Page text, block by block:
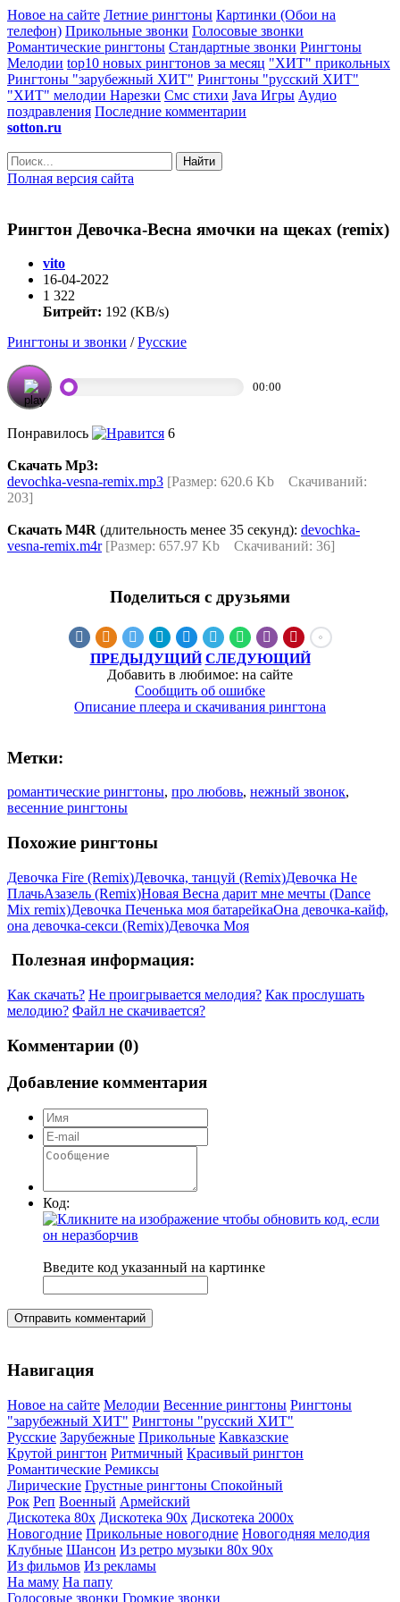
Новое на сайте Летние рингтоны Картинки (Обои на
телефон) Прикольные звонки Голосовые звонки
Романтические рингтоны Стандартные звонки Рингтоны
Мелодии top10 новых рингтонов за месяц "ХИТ" прикольных
Рингтоны "зарубежный ХИТ" Рингтоны "русский ХИТ"
"ХИТ" мелодии Нарезки Смс стихи Java Игры Аудио
поздравления Последние комментарии
sotton.ru
Найти
Полная версия сайта
Рингтон Девочка-Весна ямочки на щеках (remix)
vito
16-04-2022
1 322
Битрейт: 192 (KB/s)
Рингтоны и звонки /Русские
00:00
Понравилось 6
Скачать Mp3:
devochka-vesna-remix.mp3 [Размер: 620.6 Kb Скачиваний:
203]
Скачать M4R (длительность менее 35 секунд): devochka-
vesna-remix.m4r[Размер: 657.97 Kb Скачиваний: 36]
Поделиться с друзьями
ПРЕДЫДУЩИЙ СЛЕДУЮЩИЙ
Добавить в любимое: на сайте
Сообщить об ошибке
Описание плеера и скачивания рингтона
Метки:
романтические рингтоны, про любовь, нежный звонок,
весенние рингтоны
Похожие рингтоны
Девочка Fire (Remix)Девочка, танцуй (Remix)Девочка Не
ПлачьАзазель (Remix)Новая Весна дарит мне мечты (Dance
Mix remix)Девочка Печенька моя батарейкаОна девочка-кайф,
она девочка-секси (Remix)Девочка Моя
Полезная информация:
Как скачать? Не проигрывается мелодия? Как прослушать
мелодию? Файл не скачивается?
Комментарии (0)
Добавление комментария
Код:
Введите код указанный на картинке
Отправить комментарий
Навигация
Новое на сайте Мелодии Весенние рингтоны Рингтоны
"зарубежный ХИТ" Рингтоны "русский ХИТ"
Русские Зарубежные Прикольные Кавказские
Крутой рингтон Ритмичный Красивый рингтон
Романтические Ремиксы
Лирические Грустные рингтоны Спокойный
Рок Реп Военный Армейский
Дискотека 80х Дискотека 90х Дискотека 2000х
Новогодние Прикольные новогодние Новогодняя мелодия
Клубные Шансон Из ретро музыки 80х 90х
Из фильмов Из рекламы
На маму На папу
Голосовые звонки Громкие звонки